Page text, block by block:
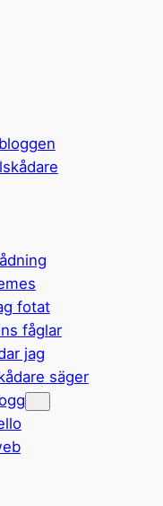
fotat
fåglar
jag
säger